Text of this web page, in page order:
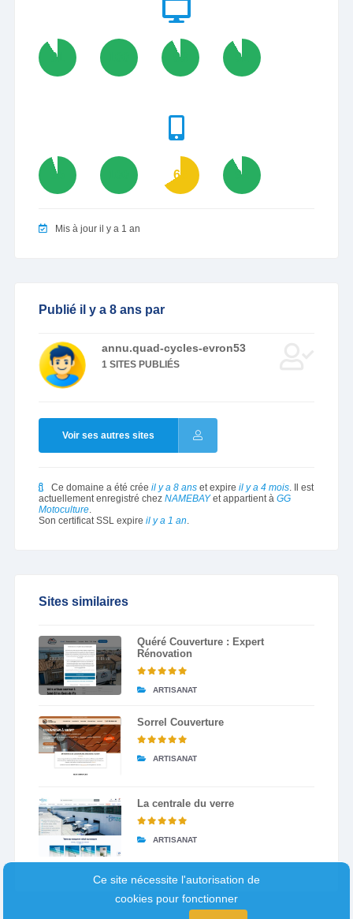
91 93 92
95 66 92
Mis à jour il y a 1 an
Publié il y a 8 ans par
annu.quad-cycles-evron53
1 SITES PUBLIÉS
Voir ses autres sites
Ce domaine a été crée il y a 8 anset expire il y a 4 mois. Il est
actuellement enregistré chez NAMEBAYet appartient à GG
Motoculture.
Son certificat SSL expire il y a 1 an.
Sites similaires
Quéré Couverture : Expert
Rénovation
ARTISANAT
Sorrel Couverture
ARTISANAT
La centrale du verre
ARTISANAT
Ce site nécessite l'autorisation de
cookies pour fonctionner